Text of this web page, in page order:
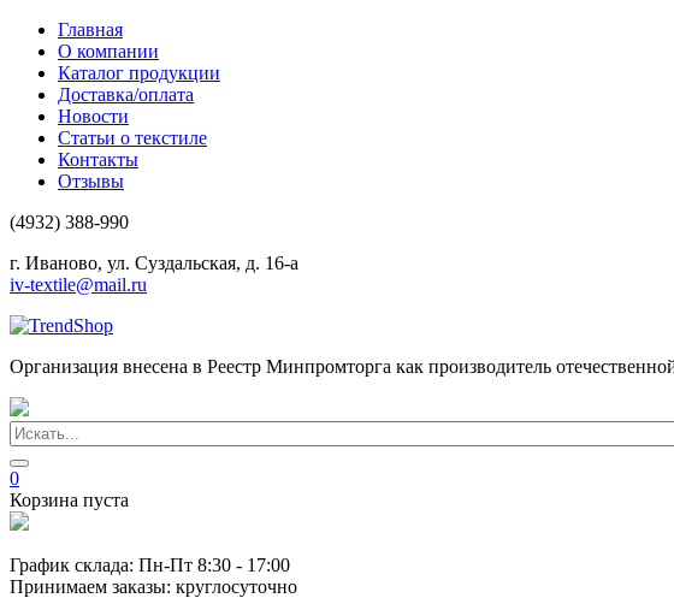
Главная
О компании
Каталог продукции
Доставка/оплата
Новости
Статьи о текстиле
Контакты
Отзывы
(4932) 388-990
г. Иваново, ул. Суздальская, д. 16-а
iv-textile@mail.ru
Организация внесена в Реестр Минпромторга как производитель
0
Корзина пуста
График склада: Пн-Пт 8:30 - 17:00
Принимаем заказы: круглосуточно